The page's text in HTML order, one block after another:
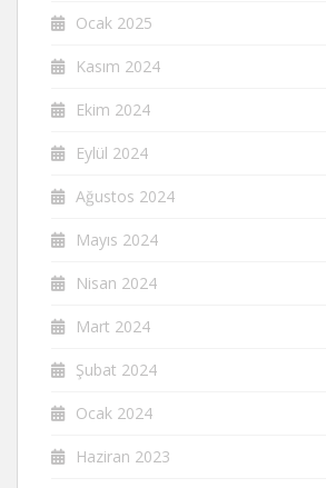
Ocak 2025
Kasım 2024
Ekim 2024
Eylül 2024
Ağustos 2024
Mayıs 2024
Nisan 2024
Mart 2024
Şubat 2024
Ocak 2024
Haziran 2023